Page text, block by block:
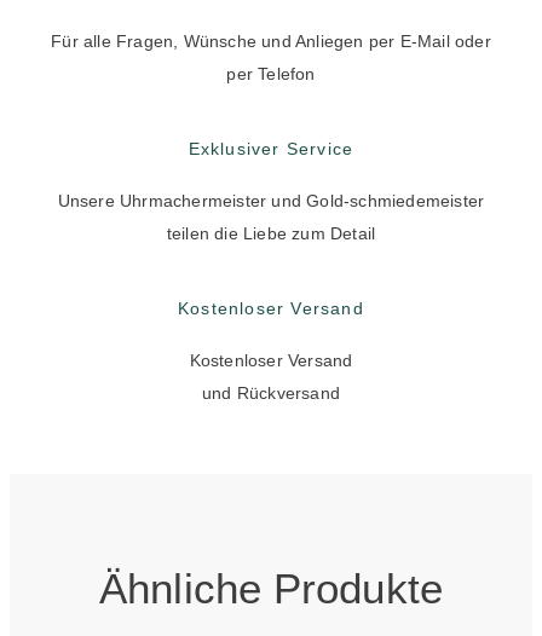
Für alle Fragen, Wünsche und Anliegen per E-Mail oder
per Telefon
Exklusiver Service
Unsere Uhrmachermeister und Gold-schmiedemeister
teilen die Liebe zum Detail
Kostenloser Versand
Kostenloser Versand
und Rückversand
Ähnliche Produkte